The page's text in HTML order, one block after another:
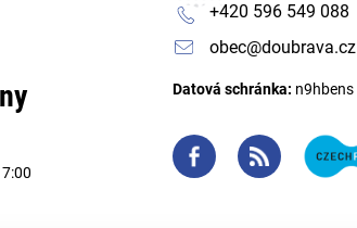
+420 596 549 088
obec@doubrava.cz
Datová schránka: n9hbens